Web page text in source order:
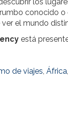
conocido
el mundo
está
de viajes, África,